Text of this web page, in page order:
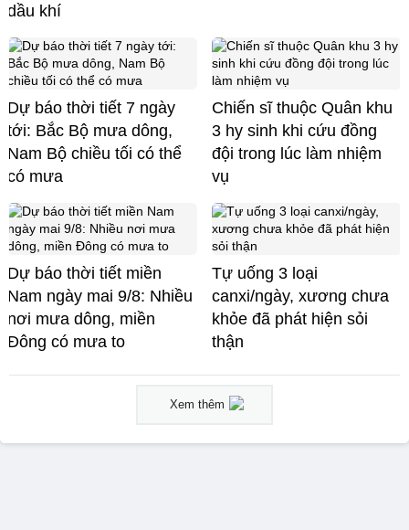
dầu khí
Dự báo thời tiết 7 ngày
tới: Bắc Bộ mưa dông,
Nam Bộ chiều tối có thể
có mưa
Chiến sĩ thuộc Quân khu
3 hy sinh khi cứu đồng
đội trong lúc làm nhiệm
vụ
Dự báo thời tiết miền
Nam ngày mai 9/8: Nhiều
nơi mưa dông, miền
Đông có mưa to
Tự uống 3 loại
canxi/ngày, xương chưa
khỏe đã phát hiện sỏi
thận
Xem thêm